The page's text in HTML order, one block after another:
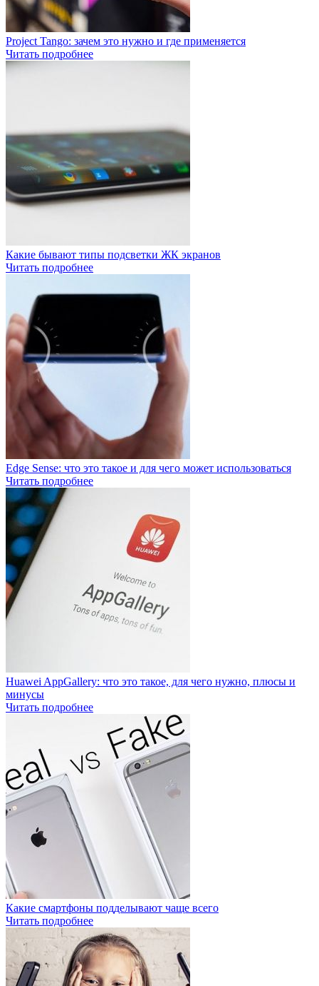
Project Tango: зачем это нужно и где применяется
Читать подробнее
Какие бывают типы подсветки ЖК экранов
Читать подробнее
Edge Sense: что это такое и для чего может использоваться
Читать подробнее
Huawei AppGallery: что это такое, для чего нужно, плюсы и
минусы
Читать подробнее
Какие смартфоны подделывают чаще всего
Читать подробнее